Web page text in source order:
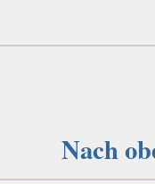
Nach